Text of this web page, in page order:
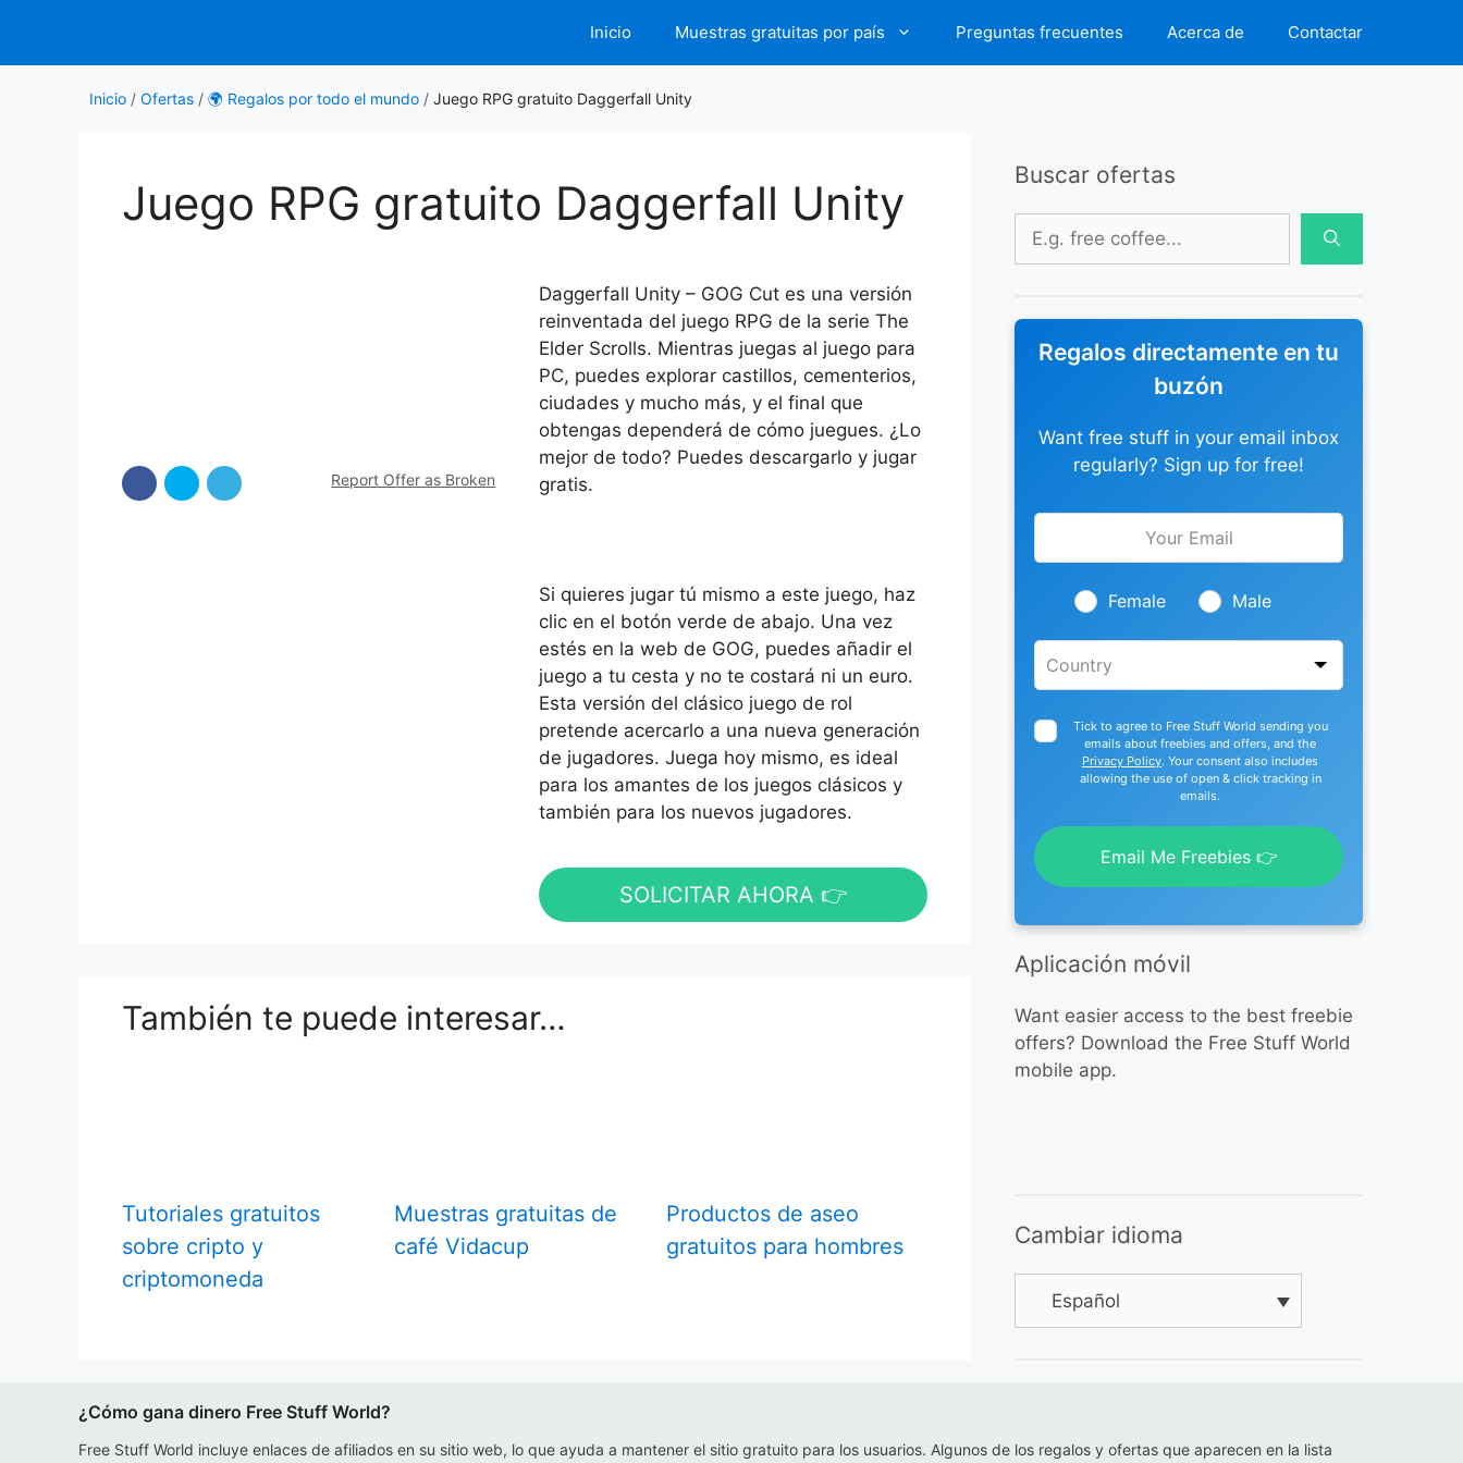
contenido
Inicio Muestras gratuitas por país Preguntas frecuentes Acerca de Contactar
Inicio / Ofertas / 🌍 Regalos por todo el mundo / Juego RPG gratuito Daggerfall Unity
Juego RPG gratuito Daggerfall Unity
Report Offer as Broken
Daggerfall Unity – GOG Cut es una versión
reinventada del juego RPG de la serie The
Elder Scrolls. Mientras juegas al juego para
PC, puedes explorar castillos, cementerios,
ciudades y mucho más, y el final que
obtengas dependerá de cómo juegues. ¿Lo
mejor de todo? Puedes descargarlo y jugar
gratis.
Si quieres jugar tú mismo a este juego, haz
clic en el botón verde de abajo. Una vez
estés en la web de GOG, puedes añadir el
juego a tu cesta y no te costará ni un euro.
Esta versión del clásico juego de rol
pretende acercarlo a una nueva generación
de jugadores. Juega hoy mismo, es ideal
para los amantes de los juegos clásicos y
también para los nuevos jugadores.
SOLICITAR AHORA 👉
También te puede interesar…
Tutoriales gratuitos
sobre cripto y
criptomoneda
Muestras gratuitas de
café Vidacup
Productos de aseo
gratuitos para hombres
Buscar ofertas
Buscar:
Regalos directamente en tu
buzón
Want free stuff in your email inbox
regularly? Sign up for free!
Leave
blank
Female Male
Tick to agree to Free Stuff World sending you
emails about freebies and offers, and the
Privacy Policy. Your consent also includes
allowing the use of open & click tracking in
emails.
Email Me Freebies 👉
Aplicación móvil
Want easier access to the best freebie
offers? Download the Free Stuff World
mobile app.
Cambiar idioma
Español
¿Cómo gana dinero Free Stuff World?
Free Stuff World incluye enlaces de afiliados en su sitio web, lo que ayuda a mantener el sitio gratuito para los usuarios. Algunos de los regalos y ofertas que aparecen en la lista